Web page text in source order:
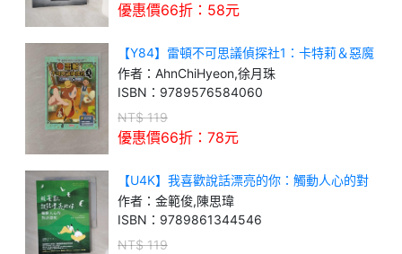
優惠價66折： 58元
【Y84】雷頓不可思議偵探社1：卡特莉＆惡魔
的禮服
作者： AhnChiHyeon,徐月珠
ISBN： 9789576584060
NT$119
優惠價66折： 78元
【U4K】我喜歡說話漂亮的你：觸動人心的對
話溫度
作者： 金範俊,陳思瑋
ISBN： 9789861344546
NT$119